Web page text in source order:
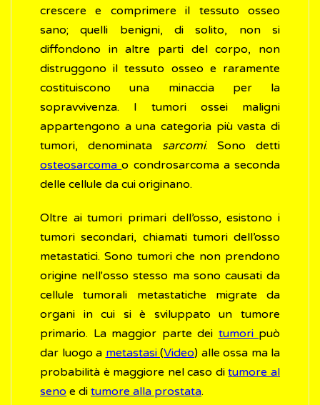
crescere e comprimere il tessuto osseo
sano; quelli benigni, di solito, non si
diffondono in altre parti del corpo, non
distruggono il tessuto osseo e raramente
costituiscono una minaccia per la
sopravvivenza. I tumori ossei maligni
appartengono a una categoria più vasta di
tumori, denominata sarcomi. Sono detti
osteosarcomao condrosarcoma a seconda
delle cellule da cui originano.
Oltre ai tumori primari dell’osso, esistono i
tumori secondari, chiamati tumori dell’osso
metastatici. Sono tumori che non prendono
origine nell'osso stesso ma sono causati da
cellule tumorali metastatiche migrate da
organi in cui si è sviluppato un tumore
primario. La maggior parte dei tumori può
dar luogo a metastasi (Video) alle ossa ma la
probabilità è maggiore nel caso ditumore al
seno e di tumore alla prostata.